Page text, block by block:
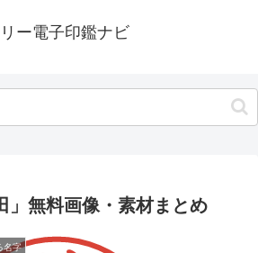
ー電子印鑑ナビ
」無料画像・素材まとめ
名字